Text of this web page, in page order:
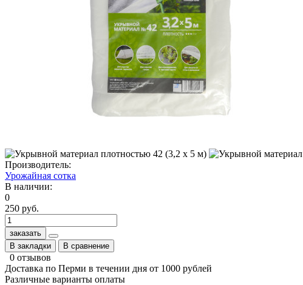
Производитель:
Урожайная сотка
В наличии:
0
250 руб.
заказать
В закладки
В сравнение
0 отзывов
Доставка по Перми в течении дня от 1000 рублей
Различные варианты оплаты